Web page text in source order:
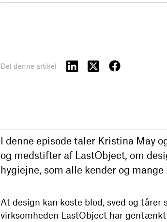
Del denne artikel
I denne episode taler Kristina May
og medstifter af LastObject, om
hygiejne, som alle kender og
At design kan koste blod, sved og
virksomheden LastObject har